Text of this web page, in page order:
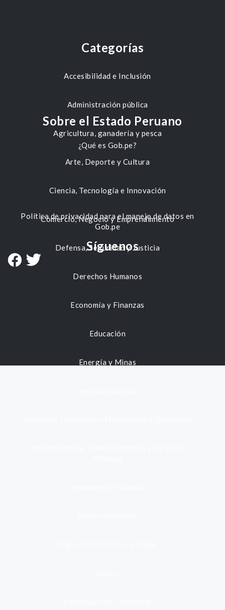
Categorías
Accesibilidad e Inclusión
Administración pública
Agricultura, ganadería y pesca
Arte, Deporte y Cultura
Ciencia, Tecnología e Innovación
Comercio, Negocio y Emprendimiento
Defensa, Seguridad y Justicia
Derechos Humanos
Economía y Finanzas
Educación
Energía y Minas
Sobre el Estado Peruano
¿Qué es Gob.pe?
Política de privacidad para el manejo de datos en
Gob.pe
Síguenos